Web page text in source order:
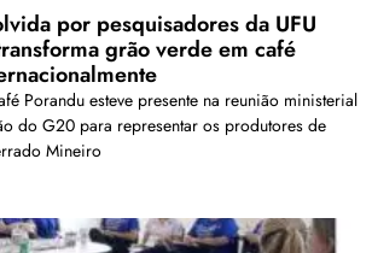
por pesquisadores da UFU
grão verde em café
Porandu esteve presente na reunião ministerial
do G20 para representar os produtores de
Mineiro